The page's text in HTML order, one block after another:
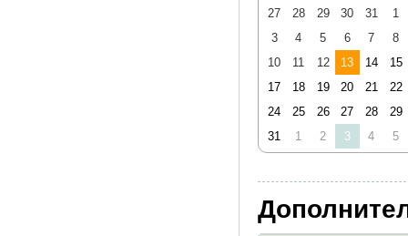
Туроператор оставляет
расположения в салоне
Сведения о модели и
предоставить для
объяснений и
27 28 29 30 31
1
3
4 5 6 7
8
10
11 12 13 14
15
17
18 19 20 21
22
24
25 26 27 28
29
31
1 2 3 4 5